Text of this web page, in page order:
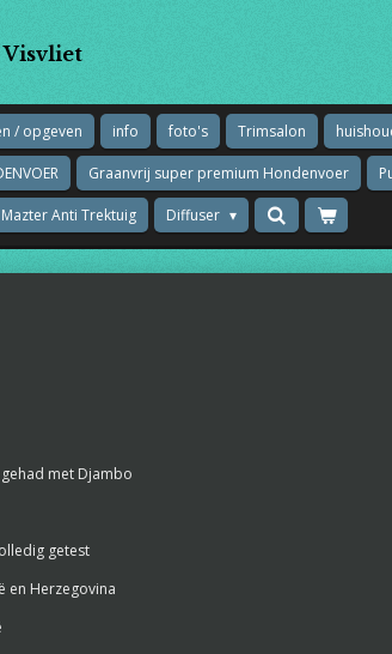
Visvliet
/ opgeven info foto's Trimsalon
Graanvrij super premium Hondenvoer
Mazter Anti Trektuig Diffuser
met Djambo
getest
en Herzegovina